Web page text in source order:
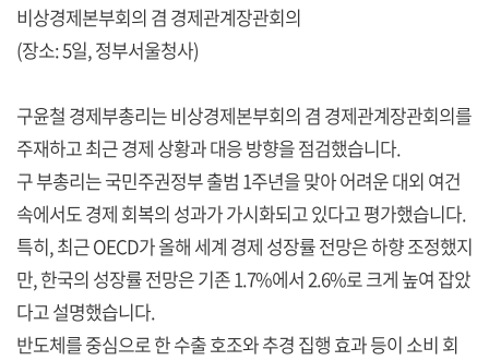
비상경제본부회의 겸 경제관계장관회의
(장소: 5일, 정부서울청사)
구윤철 경제부총리는 비상경제본부회의 겸 경제관계장관회의를
주재하고 최근 경제 상황과 대응 방향을 점검했습니다.
구 부총리는 국민주권정부 출범 1주년을 맞아 어려운 대외 여건
속에서도 경제 회복의 성과가 가시화되고 있다고 평가했습니다.
특히, 최근 OECD가 올해 세계 경제 성장률 전망은 하향 조정했지
만, 한국의 성장률 전망은 기존 1.7%에서 2.6%로 크게 높여 잡았
다고 설명했습니다.
반도체를 중심으로 한 수출 호조와 추경 집행 효과 등이 소비 회